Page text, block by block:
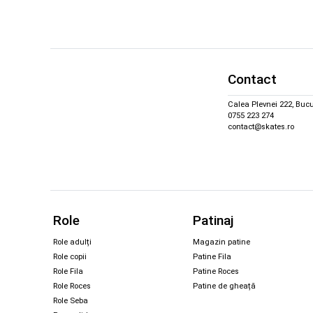
Contact
Calea Plevnei 222,
0755 223 274
contact@skates.ro
Role
Role adulți
Role copii
Role Fila
Role Roces
Role Seba
Patinaj
Magazin patine
Patine Fila
Patine Roces
Patine de gheață